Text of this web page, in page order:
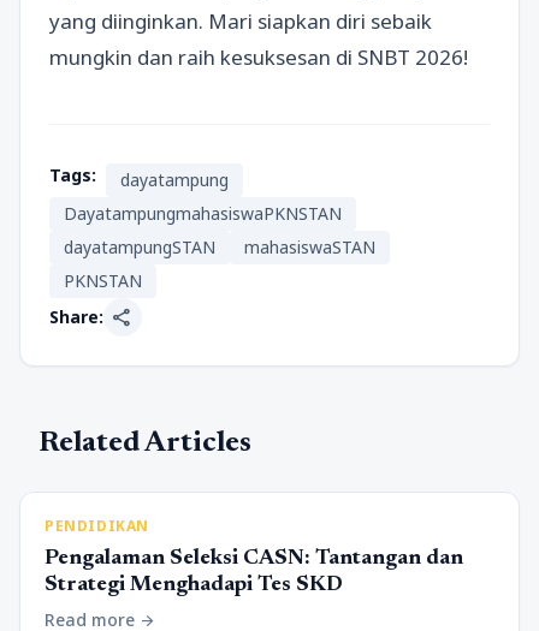
yang diinginkan. Mari siapkan diri sebaik
mungkin dan raih kesuksesan di SNBT 2026!
Tags:
dayatampung
DayatampungmahasiswaPKNSTAN
dayatampungSTAN
mahasiswaSTAN
PKNSTAN
Share: share
Related Articles
PENDIDIKAN
Pengalaman Seleksi CASN: Tantangan dan
Strategi Menghadapi Tes SKD
Read more arrow_forward